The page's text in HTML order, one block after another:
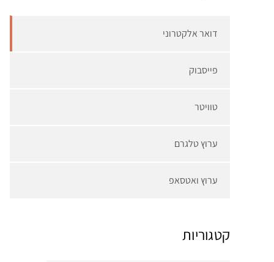
דואר אלקטרוני
פייסבוק
טוויטר
ערוץ טלגרם
ערוץ ואטסאפ
קטגוריות